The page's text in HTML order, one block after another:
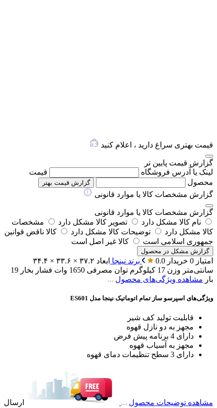
قیمت بهتری سراغ دارید ، اعلام کنید
گزارش قیمت پایین تر
لینک یا آدرس فروشگاه
قیمت
محصول
گزارش قیمت بهتر
گزارش مشخصات کالا یا موارد قانونی
گزارش مشخصات کالا یا موارد قانونی
نام کالا مشکل دارد
تصویر کالا مشکل دارد
مشخصات
کالا مشکل دارد
توضیحات کالا مشکل دارد
کالا ناقض قوانین
جمهوری اسلامی است
کالا غیر اصل است
گزارش مشکل در محصول
امتیاز 0 خریدار 0.0 برند نینجا ابعاد
۳۷.۲ × ۳۳.۶ × ۳۴.۴
سانتی‌متر وزن 17 کیلوگرم توان مصرفی 1650 وات فشار بخار 19
بار مشاهده ویژگی‌های محصول
ویژگی‌های اسپرسو ساز تمام اتوماتیک نینجا مدل ES601
قابلیت تولید کف شیر
مجهز به دو نازل قهوه
دارای 4 برنامه پیش فرض
مجهز به آسیاب قهوه
دارای 3 سطح تنظیمات دمای قهوه
مشاهده توضیحات محصول
ارسال